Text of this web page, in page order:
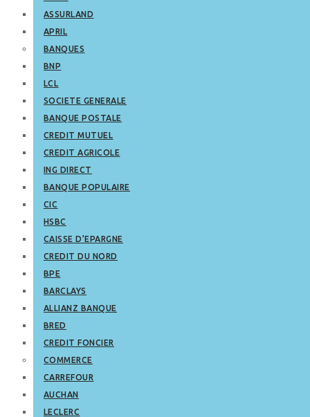
ASSURLAND
APRIL
BANQUES
BNP
LCL
SOCIETE GENERALE
BANQUE POSTALE
CREDIT MUTUEL
CREDIT AGRICOLE
ING DIRECT
BANQUE POPULAIRE
CIC
HSBC
CAISSE D’EPARGNE
CREDIT DU NORD
BPE
BARCLAYS
ALLIANZ BANQUE
BRED
CREDIT FONCIER
COMMERCE
CARREFOUR
AUCHAN
LECLERC